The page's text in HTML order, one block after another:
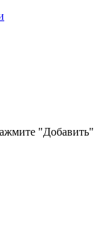
"Добавить"